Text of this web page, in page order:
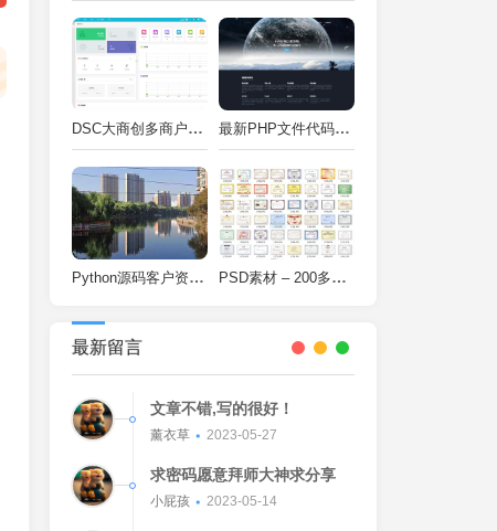
DSC大商创多商户电商系统完整部署教程（附PHP7.4/PHP8兼容修复方案） 最新PHP文件代码加密系统 在线PHP加密系统 全开源 亲测可用
Python源码客户资料管理系统V2.2一键运行 PSD素材 – 200多种类型证书PSD源码
最新留言
文章不错,写的很好！
薰衣草 2023-05-27
求密码愿意拜师大神求分享
小屁孩 2023-05-14